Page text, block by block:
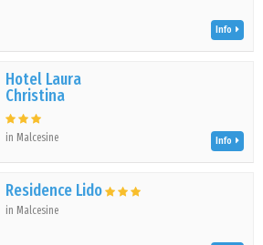
Info
Hotel Laura
Christina
in Malcesine Info
Residence Lido
in Malcesine